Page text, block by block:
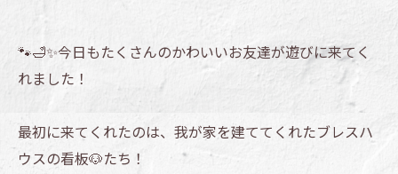
🐾🛁✨今日もたくさんのかわいいお友達が遊びに来てく
れました！
最初に来てくれたのは、我が家を建ててくれたブレスハ
ウスの看板🐶たち！